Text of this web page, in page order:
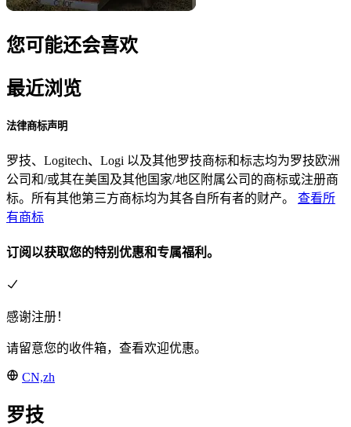
您可能还会喜欢
最近浏览
法律商标声明
罗技、Logitech、Logi 以及其他罗技商标和标志均为罗技欧洲
公司和/或其在美国及其他国家/地区附属公司的商标或注册商
标。所有其他第三方商标均为其各自所有者的财产。 查看所
有商标
订阅以获取您的特别优惠和专属福利。
感谢注册！
请留意您的收件箱，查看欢迎优惠。
CN,zh
罗技